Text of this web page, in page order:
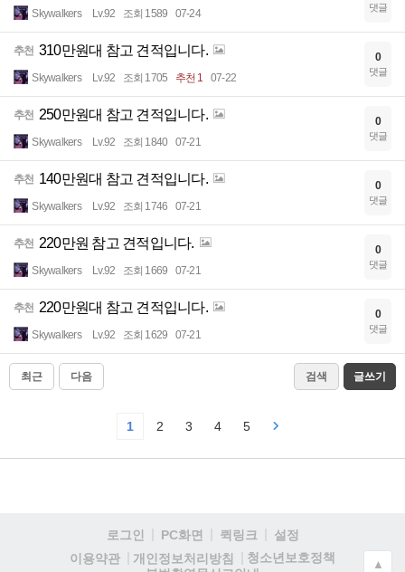
Skywalkers Lv.92 조회 1589 07-24 댓글
추천 310만원대 참고 견적입니다.
Skywalkers Lv.92 조회 1705 추천 1 07-22
0
댓글
추천 250만원대 참고 견적입니다.
Skywalkers Lv.92 조회 1840 07-21
0
댓글
추천 140만원대 참고 견적입니다.
Skywalkers Lv.92 조회 1746 07-21
0
댓글
추천 220만원 참고 견적입니다.
Skywalkers Lv.92 조회 1669 07-21
0
댓글
추천 220만원대 참고 견적입니다.
Skywalkers Lv.92 조회 1629 07-21
0
댓글
최근 다음 검색 글쓰기
1 2 3 4 5
로그인 PC화면 퀵링크
설정
이용약관
개인정보처리방침
청소년보호정책
▲